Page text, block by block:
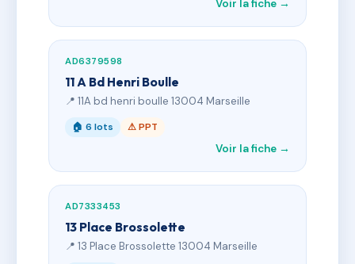
Voir la fiche →
AD6379598
11 A Bd Henri Boulle
📍 11A bd henri boulle 13004 Marseille
🏠 6 lots ⚠ PPT
Voir la fiche →
AD7333453
13 Place Brossolette
📍 13 Place Brossolette 13004 Marseille